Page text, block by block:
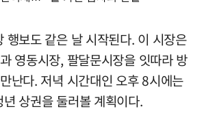
행보도 같은 날 시작된다. 이 시장은
영동시장, 팔달문시장을 잇따라 방
난다. 저녁 시간대인 오후 8시에는
상권을 둘러볼 계획이다.